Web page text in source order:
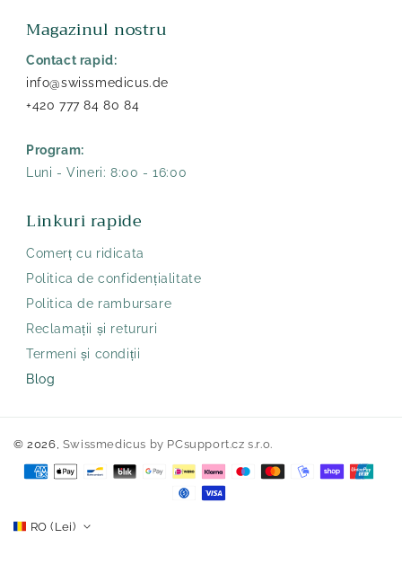
Magazinul nostru
Contact rapid:
info@swissmedicus.de
+420 777 84 80 84
Program:
Luni - Vineri: 8:00 - 16:00
Linkuri rapide
Comerț cu ridicata
Politica de confidențialitate
Politica de rambursare
Reclamații și retururi
Termeni și condiții
Blog
© 2026, Swissmedicus by PCsupport.cz s.r.o.
Metode
platăRO (Lei)